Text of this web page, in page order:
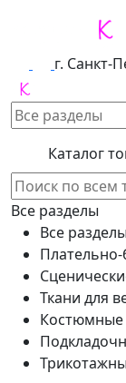
г. Санкт-
Каталог
Все разделы
Все разделы
Ткани для
Костюмные